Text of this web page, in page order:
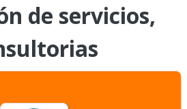
de servicios,